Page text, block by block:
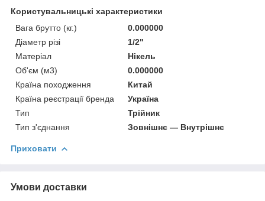
Користувальницькі характеристики
Вага брутто (кг.)
0.000000
Діаметр різі
1/2"
Матеріал
Нікель
Об'єм (м3)
0.000000
Країна походження
Китай
Країна реєстрації бренда
Україна
Тип
Трійник
Тип з'єднання
Зовнішнє — Внутрішнє
Приховати
Умови доставки